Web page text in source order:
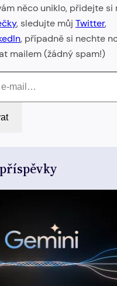
něco uniklo, přidejte si
, sledujte můj Twitter,
, případně si nechte
mailem (žádný spam!)